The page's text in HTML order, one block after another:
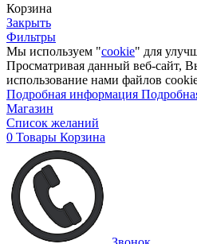
Корзина
Закрыть
Фильтры
Мы используем "cookie" для
Просматривая данный веб-сайт,
использование нами файлов
Подробная информация
Магазин
Список желаний
0 Товары Корзина